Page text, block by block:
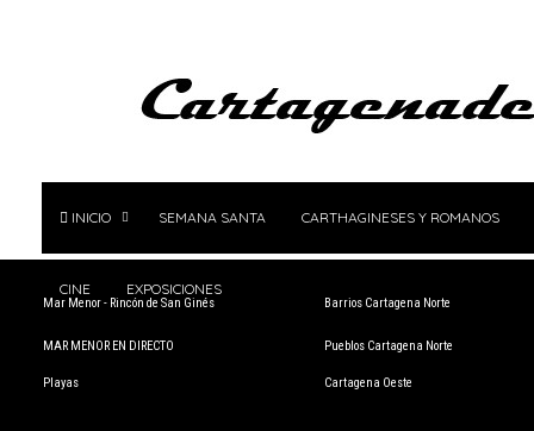
INICIO SEMANA SANTA CARTHAGINESES Y ROMANOS
CINE EXPOSICIONES
Mar Menor - Rincón de San Ginés
MAR MENOR EN DIRECTO
Playas
Barrios Cartagena Norte
Pueblos Cartagena Norte
Cartagena Oeste